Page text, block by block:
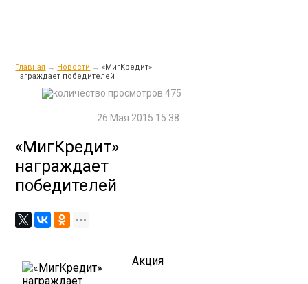
Главная → Новости → «МигКредит»
награждает победителей
475
26 Мая 2015 15:38
«МигКредит»
награждает
победителей
Акция